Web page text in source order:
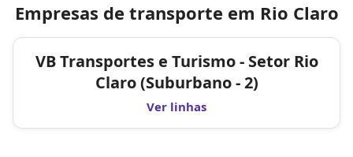
Empresas de transporte em Rio Claro
VB Transportes e Turismo - Setor Rio
Claro (Suburbano - 2)
Ver linhas